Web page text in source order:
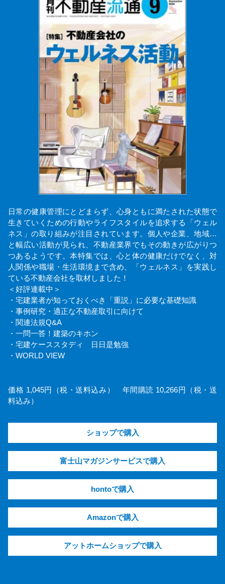
日常の健康管理にとどまらず、心身ともに満たされた状態で
生きていくための行動やライフスタイルを追求する「ウェル
ネス」の取り組みが注目されています。個人や企業、地域…
と幅広い活動が見られ、不動産業界でもその動きが広がりつ
つあるようです。本特集では、心と体の健康だけでなく、対
人関係や職場・生活環境まで含め、「ウェルネス」を実践し
ている不動産会社を取材しました！
＜好評連載中＞
・宅建業者が知っておくべき「重説」に必要な基礎知識
・事例研究・適正な不動産取引に向けて
・関連法規Q&A
・一問一答！建築のキホン
・宅建ケーススタディ 日日是勉強
・WORLD VIEW
価格 1,045円（税・送料込み） 年間購読 10,266円（税・送
料込み）
ショップで購入
富士山マガジンサービスで購入
hontoで購入
Amazonで購入
アットホームショップで購入